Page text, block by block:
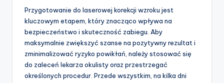
Przygotowanie do laserowej korekcji wzroku jest
kluczowym etapem, który znacząco wpływa na
bezpieczeństwo i skuteczność zabiegu. Aby
maksymalnie zwiększyć szanse na pozytywny rezultat i
zminimalizować ryzyko powikłań, należy stosować się
do zaleceń lekarza okulisty oraz przestrzegać
określonych procedur. Przede wszystkim, na kilka dni